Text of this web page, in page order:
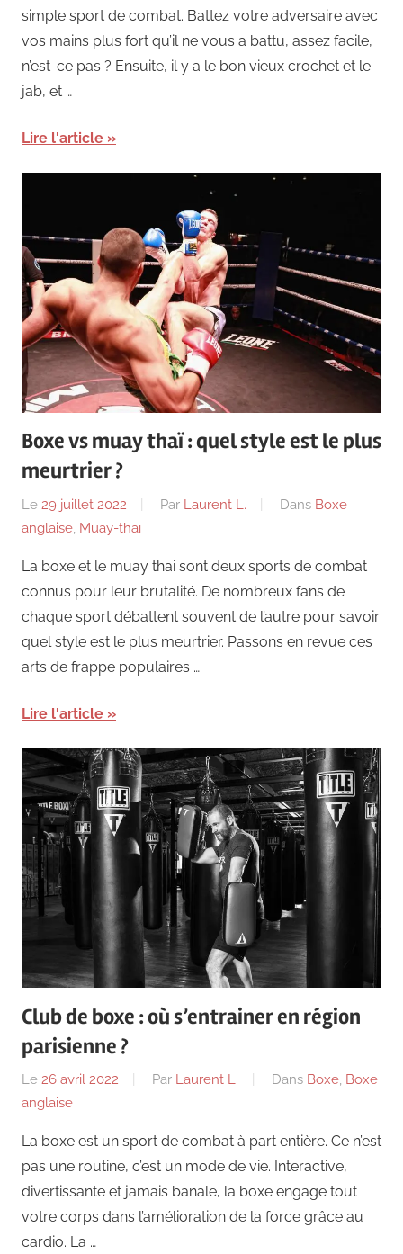
simple sport de combat. Battez votre adversaire avec
vos mains plus fort qu’il ne vous a battu, assez facile,
n’est-ce pas ? Ensuite, il y a le bon vieux crochet et le
jab, et …
Lire l'article
Boxe vs muay thaï : quel style est le plus
meurtrier ?
Le 29 juillet 2022 Par Laurent L. Dans Boxe
anglaise, Muay-thaï
La boxe et le muay thai sont deux sports de combat
connus pour leur brutalité. De nombreux fans de
chaque sport débattent souvent de l’autre pour savoir
quel style est le plus meurtrier. Passons en revue ces
arts de frappe populaires …
Lire l'article
Club de boxe : où s’entrainer en région
parisienne ?
Le 26 avril 2022 Par Laurent L. Dans Boxe, Boxe
anglaise
La boxe est un sport de combat à part entière. Ce n’est
pas une routine, c’est un mode de vie. Interactive,
divertissante et jamais banale, la boxe engage tout
votre corps dans l’amélioration de la force grâce au
cardio. La …